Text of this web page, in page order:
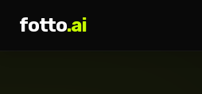
fotto.ai